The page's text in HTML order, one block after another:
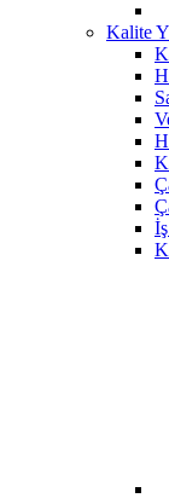
Kalite